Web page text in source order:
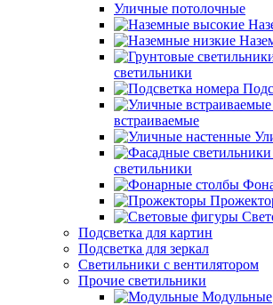
Уличные потолочные
светильники
встраиваемые
светильники
Подсветка для картин
Подсветка для зеркал
Светильники с вентилятором
Прочие светильники
Модульные